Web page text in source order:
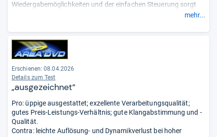
Wiedergabemöglichkeiten und der einfachen Steuerung sorgt
für hohen Komfort im Alltag. Auch optisch fügt sich das Gerät
und druckvoller Wiedergabe, die selbst bei höherer Lautstärke
stabil bleibt. Insgesamt ist es eine vielseitige und gelungene
Lösung für zeitgemäßen Musikgenuss.
durch unsere Redaktion.
mehr...
Erschienen:08.04.2026
Details zum Test
„ausgezeichnet“
Pro: üppige ausgestattet; exzellente Verarbeitungsqualität;
gutes Preis-Leistungs-Verhältnis; gute Klangabstimmung und -
Qualität.
Contra: leichte Auflösung- und Dynamikverlust bei hoher